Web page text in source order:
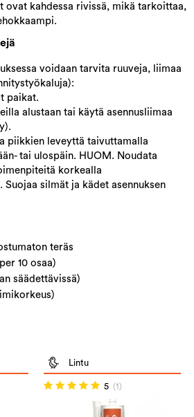
kahdessa rivissä, mikä tarkoittaa,
voidaan tarvita ruuveja, liimaa
paikat.
alustaan tai käytä asennusliimaa
piikkien leveyttä taivuttamalla
tai ulospäin. HUOM. Noudata
korkealla
Suojaa silmät ja kädet asennuksen
teräs
10 osaa)
säädettävissä)
Lintu
5 (1)